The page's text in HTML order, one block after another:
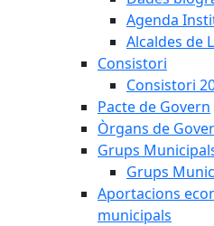
Agenda
Alcaldes de
Consistori
Consistori
Pacte de Govern
Òrgans de
Grups
Grups
Aportacions
municipals